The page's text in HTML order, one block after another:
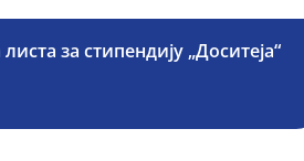
за стипендију „Доситеја“